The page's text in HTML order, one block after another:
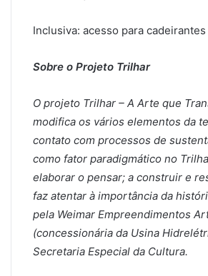
Inclusiva: acesso para
Sobre o Projeto Trilhar
O projeto Trilhar – A Arte que
modifica os vários elementos da
contato com processos de
como fator paradigmático no
elaborar o pensar; a construir e
faz atentar à importância da
pela Weimar Empreendimentos
(concessionária da Usina
Secretaria Especial da Cultura.